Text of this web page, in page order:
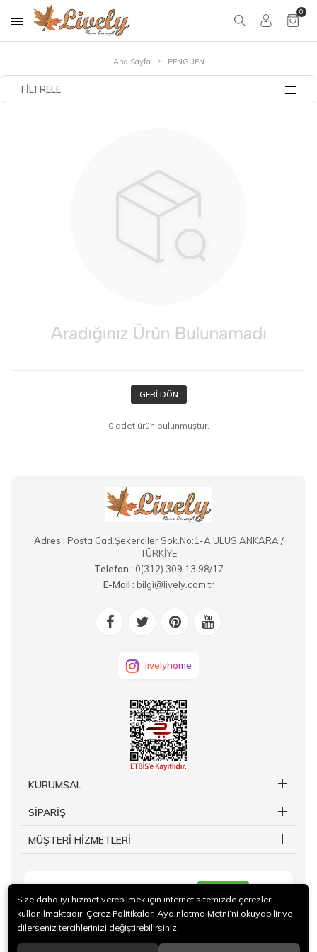
0
Ana Sayfa PENGUEN
FILTRELE
GERI DÖN
0 adet ürün bulunmuştur.
Adres : Posta Cad.Şekerciler Sok.No:1-A ULUS ANKARA /
TÜRKİYE
Telefon : 0(312) 309 13 98/17
E-Mail : bilgi@lively.com.tr
livelyhome
KURUMSAL
SİPARİŞ
MÜŞTERİ HİZMETLERİ
Size daha iyi hizmet verebilmek için internet sitemizde çerezler
kullanılmaktadır. Çerez Politikaları Aydınlatma Metni’ni okuyabilir ve
dilerseniz tercihlerinizi değiştirebilirsiniz.